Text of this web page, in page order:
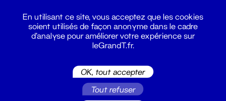
Grand T :
En utilisant ce site, vous acceptez que les cookies
soient utilisés de façon anonyme dans le cadre
d'analyse pour améliorer votre expérience sur
leGrandT.fr.
OK, tout accepter
Tout refuser